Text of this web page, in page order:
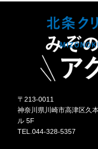
〒213-0011
神奈川県川崎市高津区久
ル 5F
TEL.044-328-5357